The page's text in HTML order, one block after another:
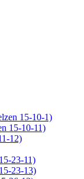
15-10-1)
15-10-11)
12)
23-11)
23-13)